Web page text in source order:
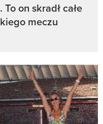
on skradł całe
meczu